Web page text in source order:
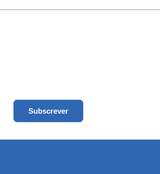
Subscrever